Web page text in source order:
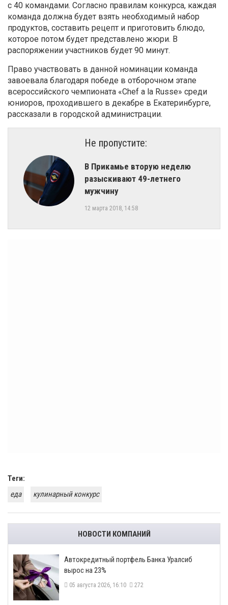
с 40 командами. Согласно правилам конкурса, каждая
команда должна будет взять необходимый набор
продуктов, составить рецепт и приготовить блюдо,
которое потом будет представлено жюри. В
распоряжении участников будет 90 минут.
Право участвовать в данной номинации команда
завоевала благодаря победе в отборочном этапе
всероссийского чемпионата «Chef a la Russe» среди
юниоров, проходившего в декабре в Екатеринбурге,
рассказали в городской администрации.
Не пропустите:
​В Прикамье вторую неделю
разыскивают 49-летнего
мужчину
12 марта 2018, 14:58
Теги:
еда
кулинарный конкурс
НОВОСТИ КОМПАНИЙ
​Автокредитный портфель Банка Уралсиб
вырос на 23%
05 августа 2026, 16:10 272